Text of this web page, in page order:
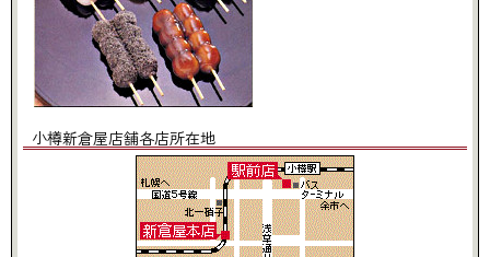
小樽新倉屋店舗各店所在地